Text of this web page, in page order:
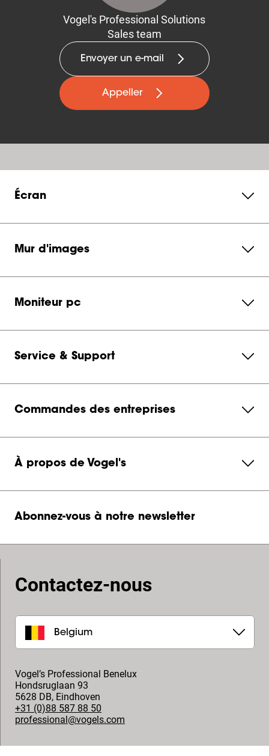
Vogel's Professional Solutions
Sales team
Envoyer un e-mail
Appeller
Écran
Mur d'images
Moniteur pc
Service & Support
Commandes des entreprises
À propos de Vogel's
Abonnez-vous à notre newsletter
Contactez-nous
Belgium
Vogel’s Professional Benelux
Hondsruglaan 93
5628 DB, Eindhoven
+31 (0)88 587 88 50
professional@vogels.com